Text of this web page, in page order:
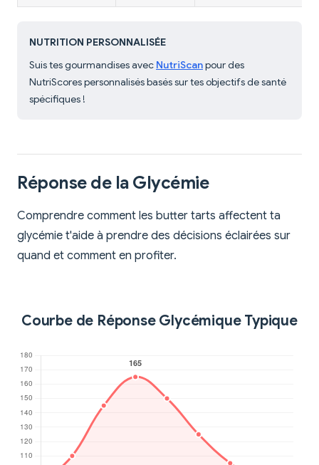
NUTRITION PERSONNALISÉE
Suis tes gourmandises avec NutriScanpour des
NutriScores personnalisés basés sur tes objectifs de santé
spécifiques !
Réponse de la Glycémie
Comprendre comment les butter tarts affectent ta
glycémie t'aide à prendre des décisions éclairées sur
quand et comment en profiter.
Courbe de Réponse Glycémique Typique